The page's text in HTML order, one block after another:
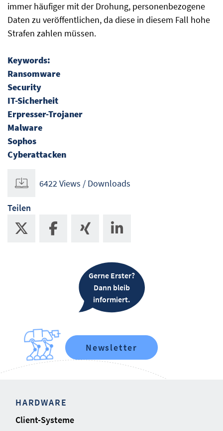
immer häufiger mit der Drohung, personenbezogene
Daten zu veröffentlichen, da diese in diesem Fall hohe
Strafen zahlen müssen.
Keywords:
Ransomware
Security
IT-Sicherheit
Erpresser-Trojaner
Malware
Sophos
Cyberattacken
6422 Views / Downloads
Teilen
Gerne Erster?
Dann bleib
informiert.
Newsletter
HARDWARE
Client-Systeme